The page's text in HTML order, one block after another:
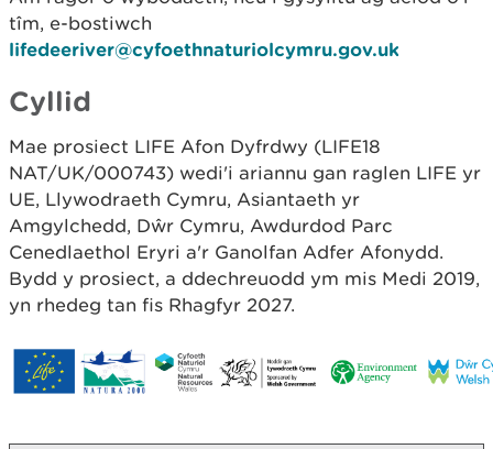
tîm, e-bostiwch
lifedeeriver@cyfoethnaturiolcymru.gov.uk
Cyllid
Mae prosiect LIFE Afon Dyfrdwy (LIFE18
NAT/UK/000743) wedi'i ariannu gan raglen LIFE yr
UE, Llywodraeth Cymru, Asiantaeth yr
Amgylchedd, Dŵr Cymru, Awdurdod Parc
Cenedlaethol Eryri a'r Ganolfan Adfer Afonydd.
Bydd y prosiect, a ddechreuodd ym mis Medi 2019,
yn rhedeg tan fis Rhagfyr 2027.